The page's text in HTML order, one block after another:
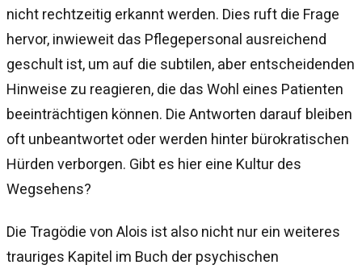
nicht rechtzeitig erkannt werden. Dies ruft die Frage
hervor, inwieweit das Pflegepersonal ausreichend
geschult ist, um auf die subtilen, aber entscheidenden
Hinweise zu reagieren, die das Wohl eines Patienten
beeinträchtigen können. Die Antworten darauf bleiben
oft unbeantwortet oder werden hinter bürokratischen
Hürden verborgen. Gibt es hier eine Kultur des
Wegsehens?
Die Tragödie von Alois ist also nicht nur ein weiteres
trauriges Kapitel im Buch der psychischen